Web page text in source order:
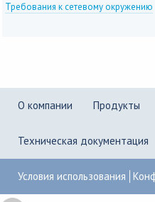
Требования к сетевому окружению
О компании Продукты
Техническая документация
Условия использования